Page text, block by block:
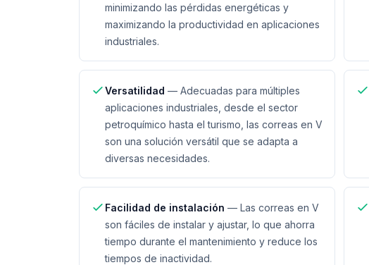
minimizando las pérdidas energéticas y
maximizando la productividad en aplicaciones
industriales.
Versatilidad — Adecuadas para múltiples
aplicaciones industriales, desde el sector
petroquímico hasta el turismo, las correas en V
son una solución versátil que se adapta a
diversas necesidades.
Facilidad de instalación — Las correas en V
son fáciles de instalar y ajustar, lo que ahorra
tiempo durante el mantenimiento y reduce los
tiempos de inactividad.